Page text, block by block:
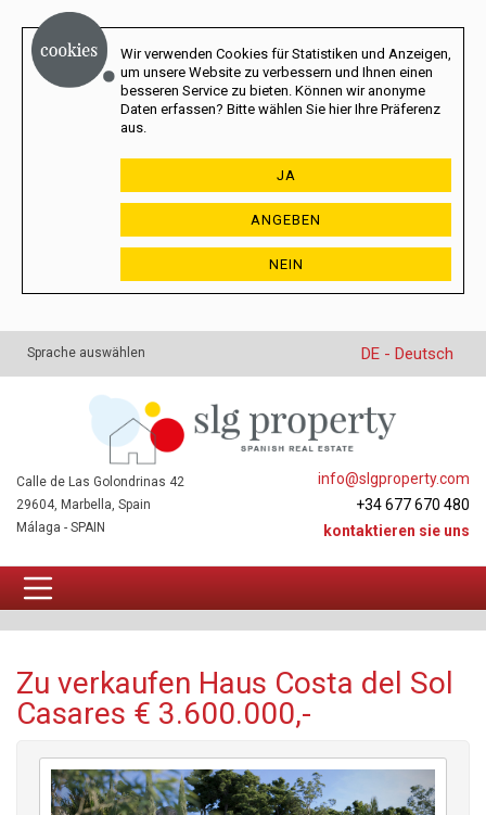
Wir verwenden Cookies für Statistiken und Anzeigen,
um unsere Website zu verbessern und Ihnen einen
besseren Service zu bieten. Können wir anonyme
Daten erfassen? Bitte wählen Sie hier Ihre Präferenz
aus.
JA
ANGEBEN
NEIN
Sprache auswählen DE - Deutsch
info@slgproperty.com
+34 677 670 480
kontaktieren sie uns
Calle de Las Golondrinas 42
29604, Marbella, Spain
Málaga - SPAIN
Zu verkaufen Haus Costa del Sol
Casares € 3.600.000,-